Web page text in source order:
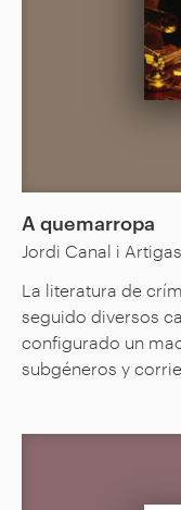
A quemarropa
Jordi Canal i
La literatura de
seguido diversos
configurado un
subgéneros y